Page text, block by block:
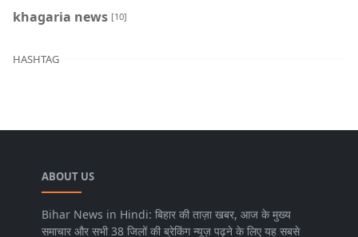
khagaria news [10]
HASHTAG
ABOUT US
Bihar News in Hindi: बिहार की ताज़ा खबर, आज के मुख्य
समाचार और सभी 38 जिलों की ब्रेकिंग न्यूज़ पढ़ने के लिए यह सबसे